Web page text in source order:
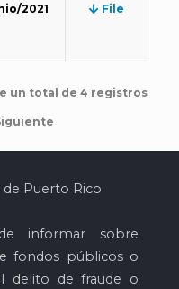
2021 File
un total de 4 registros
Puerto Rico
informar sobre
fondos públicos o
delito de fraude o